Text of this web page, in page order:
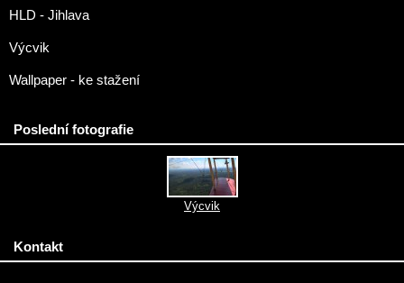
HLD - Jihlava
Výcvik
Wallpaper - ke stažení
Poslední fotografie
Výcvik
Kontakt